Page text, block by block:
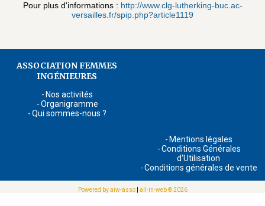
Pour plus d'informations : http://www.clg-lutherking-buc.ac-
versailles.fr/spip.php?article1119
ASSOCIATION FEMMES
INGÉNIEURES
Nos activités
Organigramme
Qui sommes-nous ?
Mentions légales
Conditions Générales
d'Utilisation
Conditions générales de vente
Powered by aiw-asso| all-in-web © 2026